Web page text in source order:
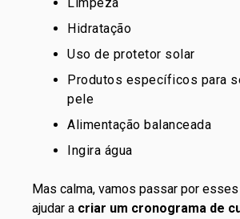
Hidratação
Uso de protetor solar
Produtos específicos para
pele
Alimentação balanceada
Ingira água
Mas calma, vamos passar por
ajudar a criar um cronograma de